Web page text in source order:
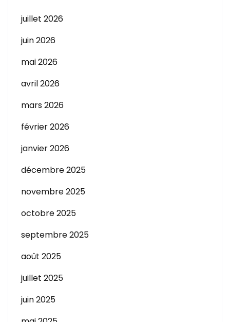
juillet 2026
juin 2026
mai 2026
avril 2026
mars 2026
février 2026
janvier 2026
décembre 2025
novembre 2025
octobre 2025
septembre 2025
août 2025
juillet 2025
juin 2025